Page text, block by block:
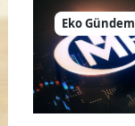
Eko Gündem